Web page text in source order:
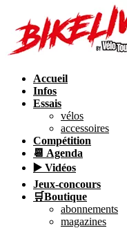
Accueil
Infos
Essais
vélos
accessoires
Compétition
📆 Agenda
▶️ Vidéos
Jeux-concours
🛒Boutique
abonnements
magazines